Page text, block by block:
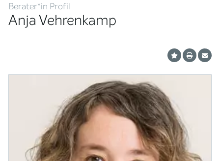
Berater*in Profil
Anja Vehrenkamp